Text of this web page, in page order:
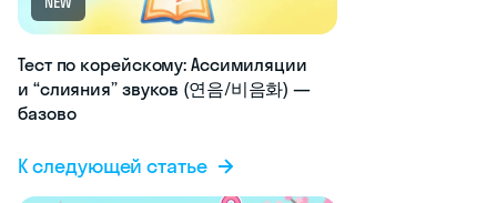
Тест по корейскому: Ассимиляции
и “слияния” звуков (연음/비음화) —
базово
К следующей статье